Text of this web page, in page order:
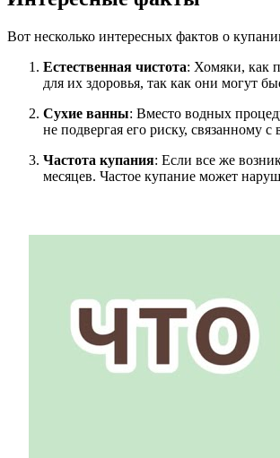
Вот несколько интересных фактов о
Естественная чистота: Хомяки, как
для их здоровья, так как они могут
Сухие ванны: Вместо водных
не подвергая его риску, связанному
Частота купания: Если все же
месяцев. Частое купание может